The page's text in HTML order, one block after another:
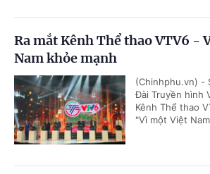
Ra mắt Kênh Thể thao VTV6 -
Nam khỏe mạnh
(Chinhphu.vn) -
Đài Truyền hình
Kênh Thể thao
"Vì một Việt